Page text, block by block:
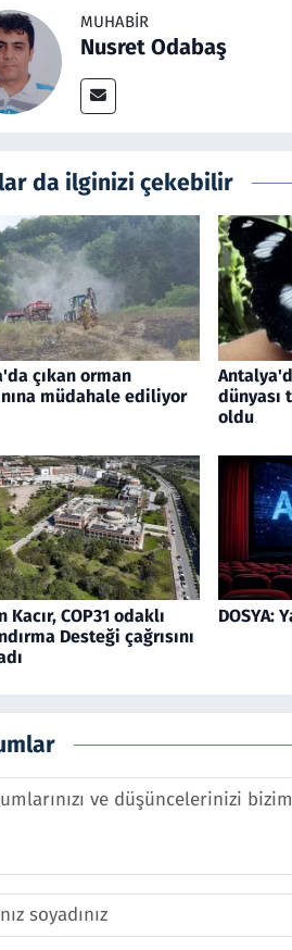
MUHABIR
Nusret Odabaş
da ilginizi çekebilir
çıkan orman
müdahale ediliyor
dünyası
oldu
Kacır, COP31 odaklı
Desteği çağrısını
DOSYA: